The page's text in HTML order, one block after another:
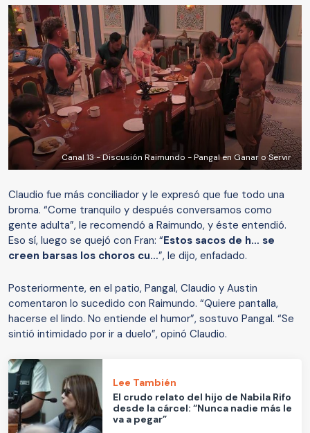
Canal 13 - Discusión Raimundo - Pangal en Ganar o Servir
Claudio fue más conciliador y le expresó que fue todo una
broma. “Come tranquilo y después conversamos como
gente adulta”, le recomendó a Raimundo, y éste entendió.
Eso sí, luego se quejó con Fran: “Estos sacos de h… se
creen barsas los choros cu…”, le dijo, enfadado.
Posteriormente, en el patio, Pangal, Claudio y Austin
comentaron lo sucedido con Raimundo. “Quiere pantalla,
hacerse el lindo. No entiende el humor”, sostuvo Pangal. “Se
sintió intimidado por ir a duelo”, opinó Claudio.
Lee También
El crudo relato del hijo de Nabila Rifo
desde la cárcel: “Nunca nadie más le
va a pegar”